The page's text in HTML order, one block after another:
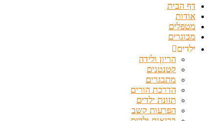
דף הבית
אודות
מטפלים
מבוגרים
ילדים
הריון ולידה
קטנטנים
מתבגרים
הדרכת הורים
תזונת ילדים
הפרעות קשב